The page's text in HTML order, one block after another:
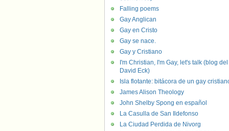
Falling poems
Gay Anglican
Gay en Cristo
Gay se nace.
Gay y Cristiano
I'm Christian, I'm Gay, let's talk (blog del
David Eck)
Isla flotante: bitácora de un gay
James Alison Theology
John Shelby Spong en español
La Casulla de San Ildefonso
La Ciudad Perdida de Nivorg